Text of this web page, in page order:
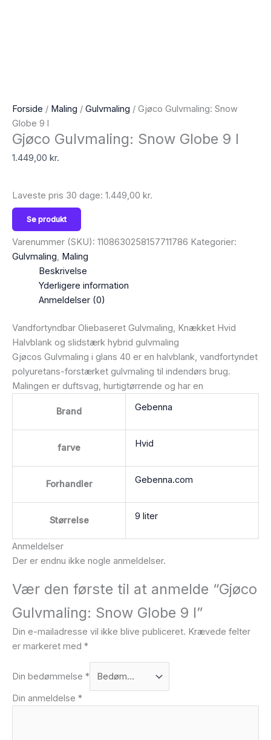
Forside / Maling / Gulvmaling / Gjøco Gulvmaling: Snow
Globe 9 l
Gjøco Gulvmaling: Snow Globe 9 l
1.449,00 kr.
Laveste pris 30 dage: 1.449,00 kr.
Se produkt
Varenummer (SKU): 1108630258157711786 Kategorier:
Gulvmaling, Maling
Beskrivelse
Yderligere information
Anmeldelser (0)
Vandfortyndbar Oliebaseret Gulvmaling, Knækket Hvid
Halvblank og slidstærk hybrid gulvmaling
Gjøcos Gulvmaling i glans 40 er en halvblank, vandfortyndet
polyuretans-forstærket gulvmaling til indendørs brug.
Malingen er duftsvag, hurtigtørrende og har en
Brand Gebenna
farve Hvid
Forhandler Gebenna.com
Størrelse 9 liter
Anmeldelser
Der er endnu ikke nogle anmeldelser.
Vær den første til at anmelde “Gjøco
Gulvmaling: Snow Globe 9 l”
Din e-mailadresse vil ikke blive publiceret. Krævede felter
er markeret med *
Din bedømmelse *
Din anmeldelse *